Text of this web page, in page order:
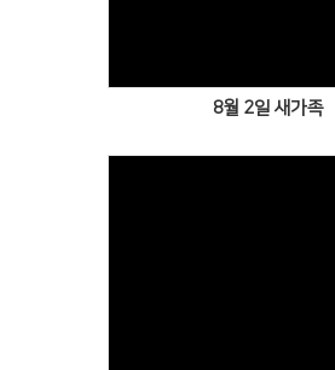
8월 2일 새가족